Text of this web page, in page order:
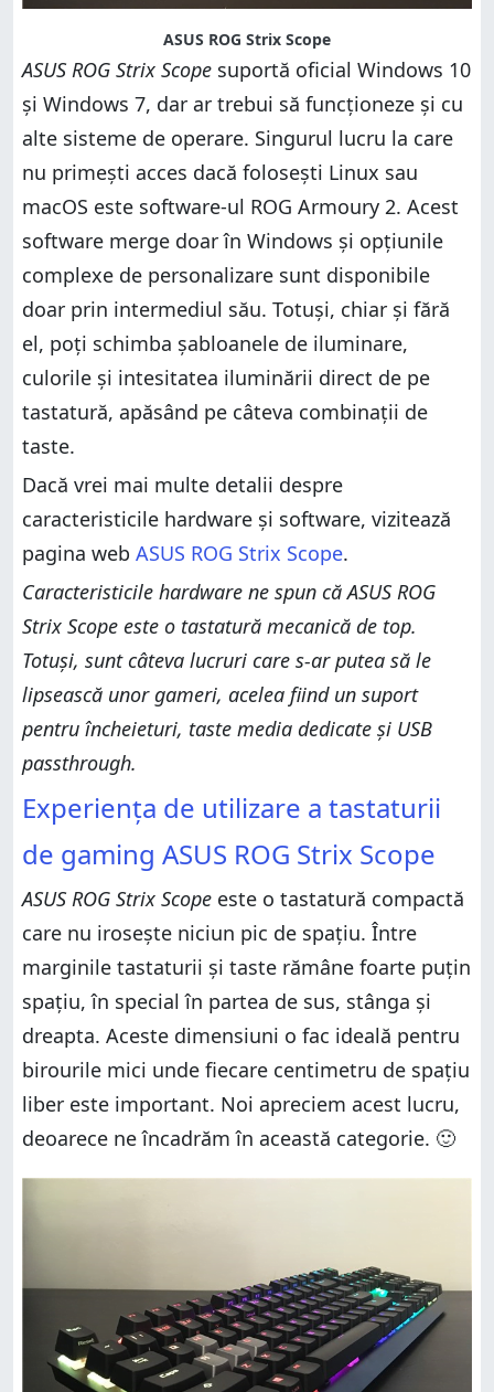
ASUS ROG Strix Scope
ASUS ROG Strix Scope suportă oficial Windows 10
și Windows 7, dar ar trebui să funcționeze și cu
alte sisteme de operare. Singurul lucru la care
nu primești acces dacă folosești Linux sau
macOS este software-ul ROG Armoury 2. Acest
software merge doar în Windows și opțiunile
complexe de personalizare sunt disponibile
doar prin intermediul său. Totuși, chiar și fără
el, poți schimba șabloanele de iluminare,
culorile și intesitatea iluminării direct de pe
tastatură, apăsând pe câteva combinații de
taste.
Dacă vrei mai multe detalii despre
caracteristicile hardware și software, vizitează
pagina web ASUS ROG Strix Scope.
Caracteristicile hardware ne spun că ASUS ROG
Strix Scope este o tastatură mecanică de top.
Totuși, sunt câteva lucruri care s-ar putea să le
lipsească unor gameri, acelea fiind un suport
pentru încheieturi, taste media dedicate și USB
passthrough.
Experiența de utilizare a tastaturii
de gaming ASUS ROG Strix Scope
ASUS ROG Strix Scope este o tastatură compactă
care nu irosește niciun pic de spațiu. Între
marginile tastaturii și taste rămâne foarte puțin
spațiu, în special în partea de sus, stânga și
dreapta. Aceste dimensiuni o fac ideală pentru
birourile mici unde fiecare centimetru de spațiu
liber este important. Noi apreciem acest lucru,
deoarece ne încadrăm în această categorie. 🙂